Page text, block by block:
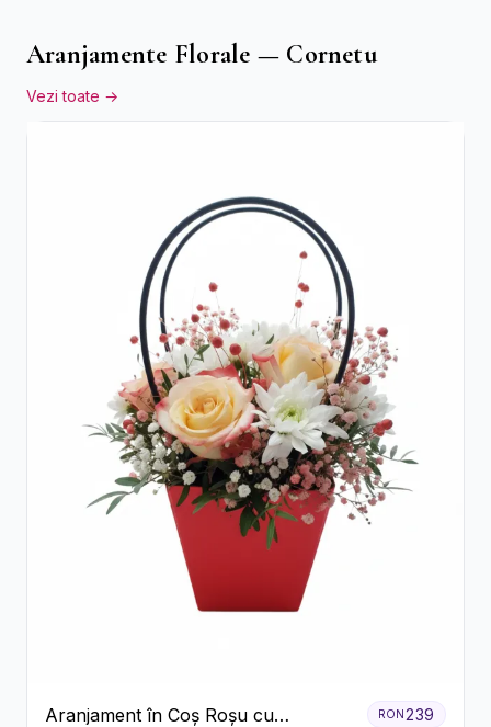
Aranjamente Florale — Cornetu
Vezi toate →
Aranjament în Coș Roșu cu
RON239